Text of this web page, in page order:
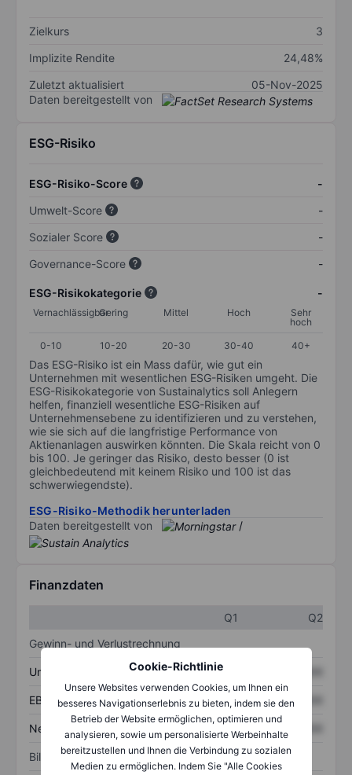
Cookie-Richtlinie
Unsere Websites verwenden Cookies, um Ihnen ein
besseres Navigationserlebnis zu bieten, indem sie den
Betrieb der Website ermöglichen, optimieren und
analysieren, sowie um personalisierte Werbeinhalte
bereitzustellen und Ihnen die Verbindung zu sozialen
Medien zu ermöglichen. Indem Sie "Alle Cookies
Zielkurs
3
Implizite Rendite
24,48%
Zuletzt aktualisiert
05-Nov-2025
Daten bereitgestellt von
ESG-Risiko
ESG-Risiko-Score
-
Umwelt-Score
-
Sozialer Score
-
Governance-Score
-
ESG-Risikokategorie -
VernachlässigbarGering Mittel Hoch
Sehr
hoch
0-10
10-20 20-30 30-40 40+
Das ESG-Risiko ist ein Mass dafür, wie gut ein
Unternehmen mit wesentlichen ESG-Risiken umgeht. Die
ESG-Risikokategorie von Sustainalytics soll Anlegern
helfen, finanziell wesentliche ESG-Risiken auf
Unternehmensebene zu identifizieren und zu verstehen,
wie sie sich auf die langfristige Performance von
Aktienanlagen auswirken könnten. Die Skala reicht von 0
bis 100. Je geringer das Risiko, desto besser (0 ist
gleichbedeutend mit keinem Risiko und 100 ist das
schwerwiegendste).
ESG-Risiko-Methodik herunterladen
Daten bereitgestellt von
/
Finanzdaten
Q1
Q2
Gewinn- und Verlustrechnung
Umsatz XXXXXXX
EBITDA XXXXXXX XXXXXXX
Nettoeinkommen XXXXXXX XXXXXXX
Bilanz